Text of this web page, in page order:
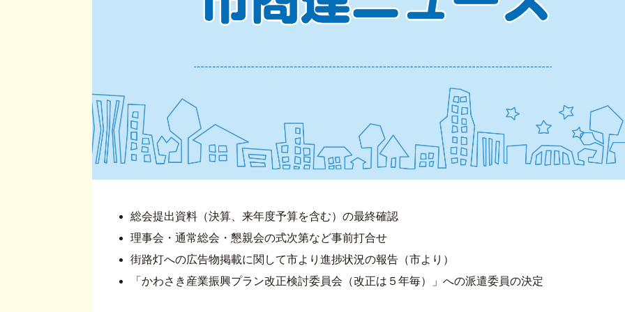
総会提出資料（決算、来年度予算を含む）の最終確認
理事会・通常総会・懇親会の式次第など事前打合せ
街路灯への広告物掲載に関して市より進捗状況の報告（市より）
「かわさき産業振興プラン改正検討委員会（改正は５年毎）」への派遣委員の決定